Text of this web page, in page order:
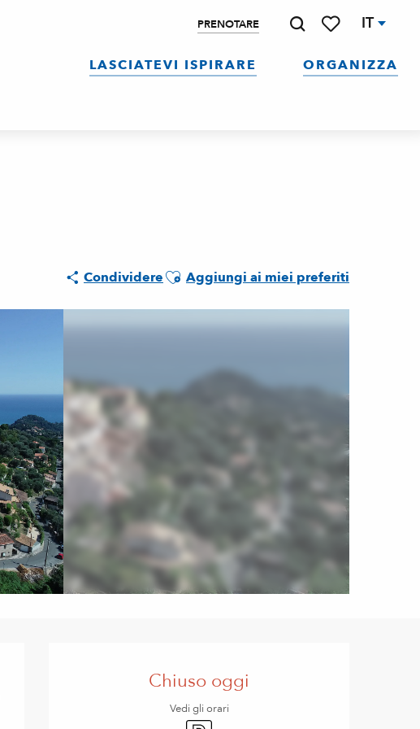
PRENOTARE IT
LASCIATEVI ISPIRARE ORGANIZZA
CondividereAjouter aux favoris
Aggiungi ai miei preferiti
Chiuso oggi
Vedi gli orari